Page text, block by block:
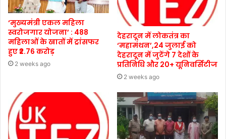
‘मुख्यमंत्री एकल महिला
स्वरोजगार योजना’ : 488
महिलाओं के खातों में ट्रांसफर
हुए ₹2.76 करोड़
2 weeks ago
देहरादून में लोकतंत्र का
‘महामंथन’,24 जुलाई को
देहरादून में जुटेंगे 7 देशों के
प्रतिनिधि और 20+ यूनिवर्सिटीज
2 weeks ago